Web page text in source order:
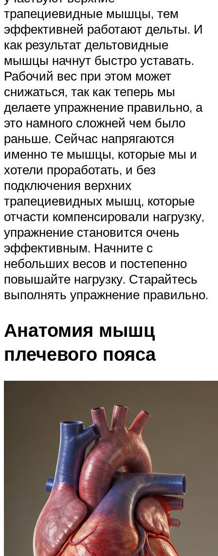
трапециевидные мышцы, тем
эффективней работают дельты. И
как результат дельтовидные
мышцы начнут быстро уставать.
Рабочий вес при этом может
снижаться, так как теперь мы
делаете упражнение правильно, а
это намного сложней чем было
раньше. Сейчас напрягаются
именно те мышцы, которые мы и
хотели проработать, и без
подключения верхних
трапециевидных мышц, которые
отчасти компенсировали нагрузку,
упражнение становится очень
эффективным. Начните с
небольших весов и постепенно
повышайте нагрузку. Старайтесь
выполнять упражнение правильно.
Анатомия мышц
плечевого пояса